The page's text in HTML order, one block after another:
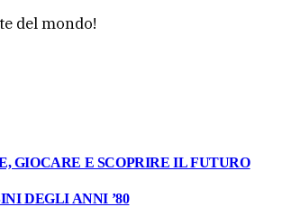
del mondo!
GIOCARE E SCOPRIRE IL FUTURO
DEGLI ANNI ’80